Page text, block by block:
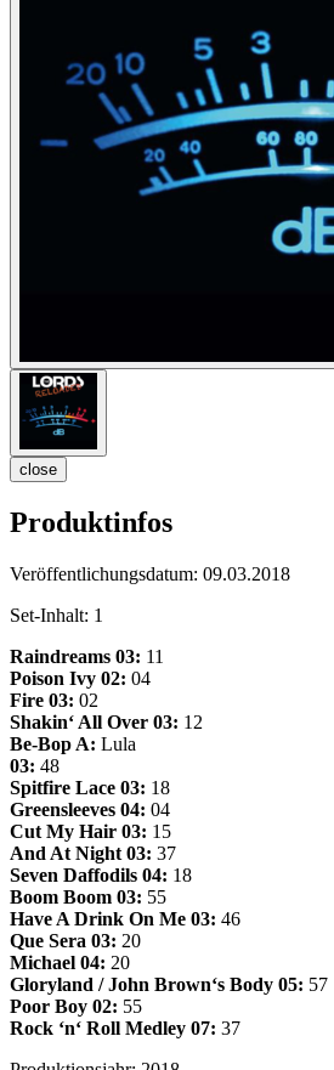
close
Produktinfos
Veröffentlichungsdatum: 09.03.2018
Set-Inhalt: 1
Raindreams 03: 11
Poison Ivy 02: 04
Fire 03: 02
Shakin‘ All Over 03: 12
Be-Bop A: Lula
03: 48
Spitfire Lace 03: 18
Greensleeves 04: 04
Cut My Hair 03: 15
And At Night 03: 37
Seven Daffodils 04: 18
Boom Boom 03: 55
Have A Drink On Me 03: 46
Que Sera 03: 20
Michael 04: 20
Gloryland / John Brown‘s Body 05: 57
Poor Boy 02: 55
Rock ‘n‘ Roll Medley 07: 37